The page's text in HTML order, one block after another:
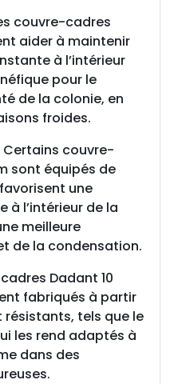
couvre-cadres
aider à maintenir
à l’intérieur
pour le
de la colonie, en
froides.
couvre-
sont équipés de
une
à l’intérieur de la
meilleure
de la condensation.
Dadant 10
fabriqués à partir
tels que le
les rend adaptés à
dans des